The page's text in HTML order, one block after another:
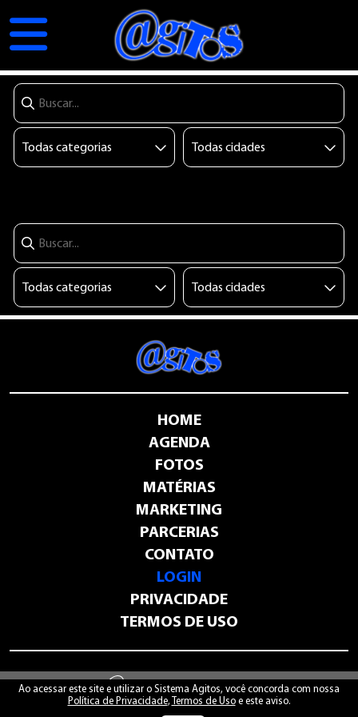
HOME
AGENDA
FOTOS
MATÉRIAS
MARKETING
PARCERIAS
CONTATO
LOGIN
PRIVACIDADE
TERMOS DE USO
- sistemaagitos.com.br
Ao acessar este site e utilizar o Sistema Agitos, você concorda com nossa
Política de Privacidade, Termos de Usoe este aviso.